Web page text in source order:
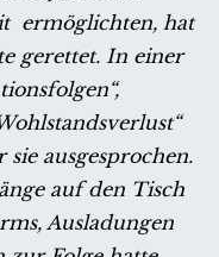
ermöglichten, hat
gerettet. In einer
ausgesprochen.
auf den Tisch
Ausladungen